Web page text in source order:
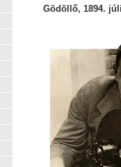
Gödöllő, 1894.